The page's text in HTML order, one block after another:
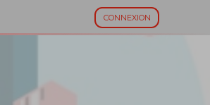
CONNEXION